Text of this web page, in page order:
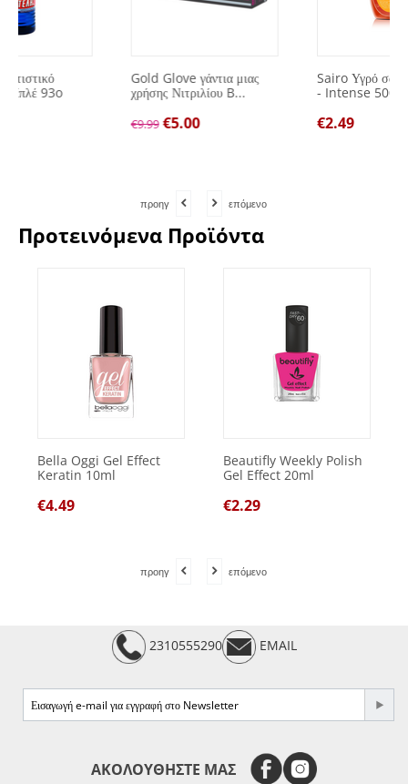
Gold Glove γάντια μιας
χρήσης Νιτριλίου B...
Sairo Υγρό σαπούνι χεριών
- Intense 500ml
προηγ επόμενο
Προτεινόμενα Προϊόντα
Bella Oggi Gel Effect
Keratin 10ml
€4.49
Beautifly Weekly Polish
Gel Effect 20ml
€2.29
προηγ επόμενο
2310555290 EMAIL
ΑΚΟΛΟΥΘΗΣΤΕ ΜΑΣ